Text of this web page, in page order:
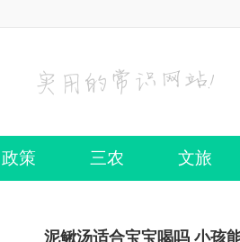
政策 三农 文旅
泥鳅汤适合宝宝喝吗 小孩